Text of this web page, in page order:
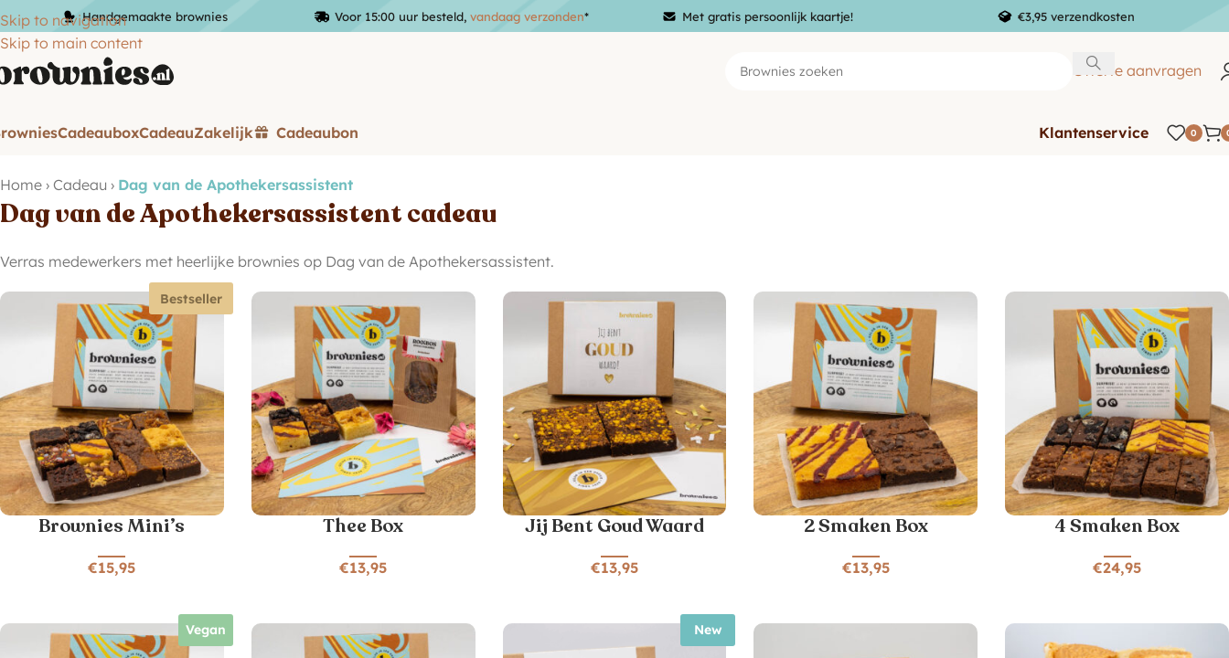
Skip to navigation
Skip to main content
Handgemaakte brownies Voor 15:00 uur besteld, vandaag verzonden* Met gratis persoonlijk kaartje! €3,95 verzendkosten
Offerte aanvragen
CadeauboxCadeauZakelijk Cadeaubon Klantenservice 0
Home › Cadeau › Dag van de Apothekersassistent
Dag van de Apothekersassistent cadeau
Verras medewerkers met heerlijke brownies op Dag van de Apothekersassistent.
Brownies Mini’s
€15,95
Bestseller
Thee Box
€13,95
Jij Bent Goud Waard
€13,95
2 Smaken Box
€13,95
4 Smaken Box
€24,95
Vegan New